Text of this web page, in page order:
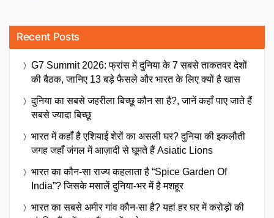
Recent Posts
G7 Summit 2026: फ्रांस में दुनिया के 7 सबसे ताकतवर देशों
की बैठक, जानिए 13 बड़े फैसले और भारत के लिए क्यों है खास
दुनिया का सबसे जहरीला बिच्छू कौन सा है?, जानें कहाँ पाए जाते हैं
सबसे ज्यादा बिच्छू
भारत में कहाँ है एशियाई शेरों का असली घर? दुनिया की इकलौती
जगह जहाँ जंगल में आज़ादी से घूमते हैं Asiatic Lions
भारत का कौन-सा राज्य कहलाता है “Spice Garden Of
India”? जिसके मसालें दुनिया-भर में है मशहूर
भारत का सबसे अमीर गांव कौन-सा है? यहां हर घर में करोड़ों की